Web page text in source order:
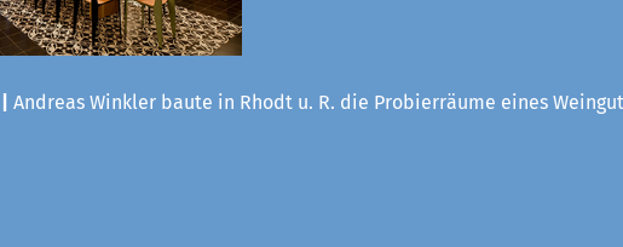
Andreas Winkler baute in Rhodt u. R. die Probierräume eines